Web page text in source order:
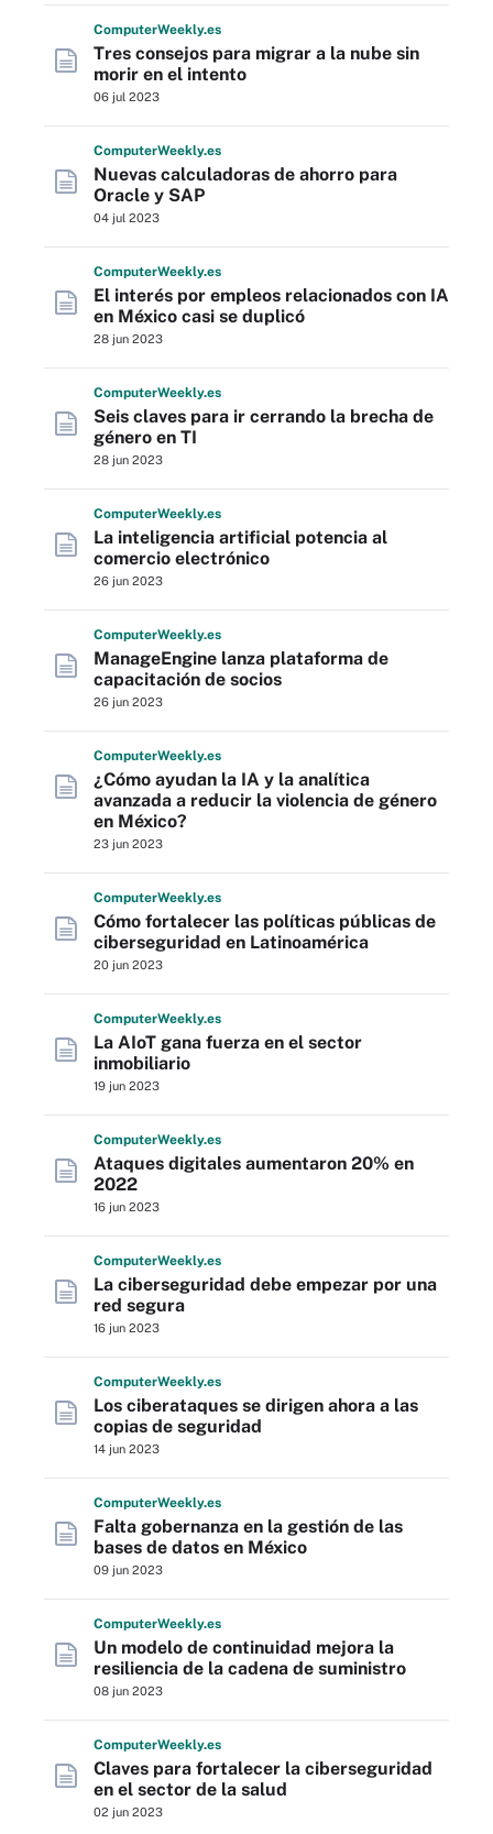
ComputerWeekly.es
Tres consejos para migrar a la nube sin
morir en el intento
06 jul 2023
ComputerWeekly.es
Nuevas calculadoras de ahorro para
Oracle y SAP
04 jul 2023
ComputerWeekly.es
El interés por empleos relacionados con IA
en México casi se duplicó
28 jun 2023
ComputerWeekly.es
Seis claves para ir cerrando la brecha de
género en TI
28 jun 2023
ComputerWeekly.es
La inteligencia artificial potencia al
comercio electrónico
26 jun 2023
ComputerWeekly.es
ManageEngine lanza plataforma de
capacitación de socios
26 jun 2023
ComputerWeekly.es
¿Cómo ayudan la IA y la analítica
avanzada a reducir la violencia de género
en México?
23 jun 2023
ComputerWeekly.es
Cómo fortalecer las políticas públicas de
ciberseguridad en Latinoamérica
20 jun 2023
ComputerWeekly.es
La AIoT gana fuerza en el sector
inmobiliario
19 jun 2023
ComputerWeekly.es
Ataques digitales aumentaron 20% en
2022
16 jun 2023
ComputerWeekly.es
La ciberseguridad debe empezar por una
red segura
16 jun 2023
ComputerWeekly.es
Los ciberataques se dirigen ahora a las
copias de seguridad
14 jun 2023
ComputerWeekly.es
Falta gobernanza en la gestión de las
bases de datos en México
09 jun 2023
ComputerWeekly.es
Un modelo de continuidad mejora la
resiliencia de la cadena de suministro
08 jun 2023
ComputerWeekly.es
Claves para fortalecer la ciberseguridad
en el sector de la salud
02 jun 2023